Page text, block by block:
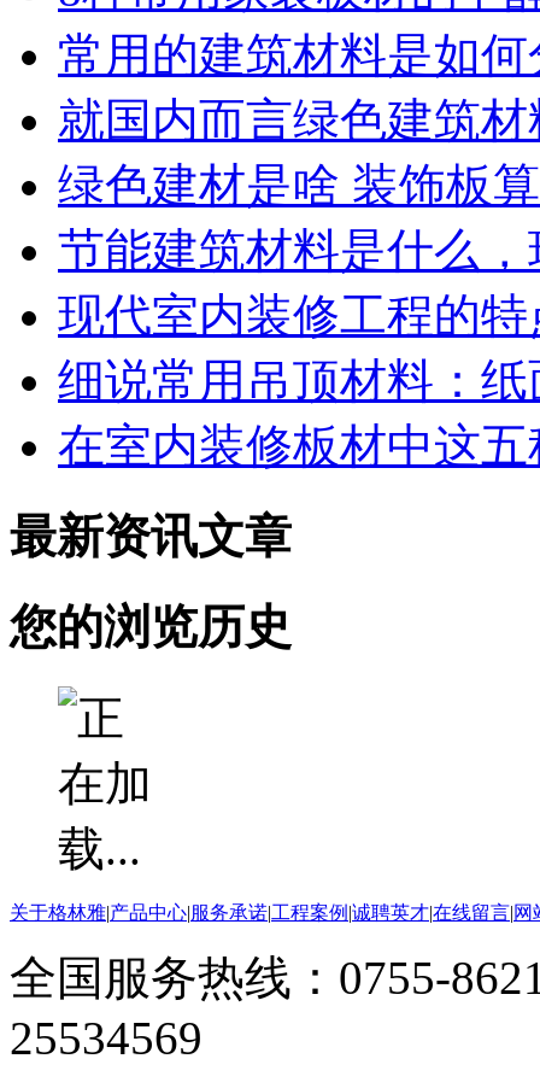
常用的建筑材料是如
就国内而言绿色建筑
绿色建材是啥 装饰板
节能建筑材料是什么
现代室内装修工程的
细说常用吊顶材料：
在室内装修板材中这
最新资讯文章
您的浏览历史
关于格林雅|产品中心|服务承诺|工程案例 |诚聘英才|在线留言|网
全国服务热线：0755-
25534569